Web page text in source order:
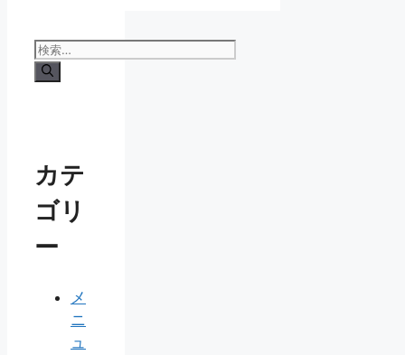
検
索:
カテ
ゴリ
ー
メ
ニ
ュ